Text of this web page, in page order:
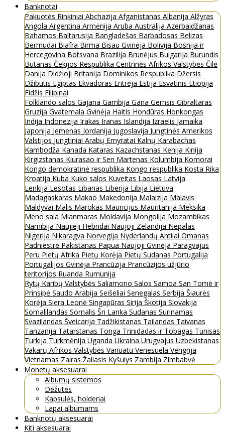
Banknotai
Pakuotės Rinkiniai Abchazija Afganistanas Albanija Alžyras
Angola Argentina Armėnija Aruba Australija Azerbaidžanas
Bahamos Baltarusija Bangladešas Barbadosas Belizas
Bermudai Biafra Birma Bisau Gvinėja Bolivija Bosnija ir
Hercegovina Botsvana Brazilija Brunėjus Bulgarija Burundis
Butanas Čekijos Respublika Centrinės Afrikos Valstybės Čilė
Danija Didžioji Britanija Dominikos Respublika Džersis
Džibutis Egiptas Ekvadoras Eritrėja Estija Esvatinis Etiopija
Fidžis Filipinai
Folklando salos Gajana Gambija Gana Gernsis Gibraltaras
Gruzija Gvatemala Gvinėja Haitis Hondūras Honkongas
Indija Indonezija Irakas Iranas Islandija Izraelis Jamaika
Japonija Jemenas Jordanija Jugoslavija Jungtinės Amerikos
Valstijos Jungtiniai Arabų Emyratai Kalnų Karabachas
Kambodža Kanada Kataras Kazachstanas Kenija Kinija
Kirgizstanas Kiurasao ir Sen Martenas Kolumbija Komorai
Kongo demokratinė respublika Kongo respublika Kosta Rika
Kroatija Kuba Kuko salos Kuveitas Laosas Latvija
Lenkija Lesotas Libanas Liberija Libija Lietuva
Madagaskaras Makao Makedonija Malaizija Malavis
Maldyvai Malis Marokas Mauricijus Mauritanija Meksika
Meno sala Mianmaras Moldavija Mongolija Mozambikas
Namibija Naujieji Hebridai Naujoji Zelandija Nepalas
Nigerija Nikaragva Norvegija Nyderlandų Antilai Omanas
Padniestrė Pakistanas Papua Naujoji Gvinėja Paragvajus
Peru Pietų Afrika Pietų Korėja Pietų Sudanas Portugalija
Portugalijos Gvinėja Prancūzija Prancūzijos užjūrio
teritorijos Ruanda Rumunija
Rytų Karibų Valstybės Saliamono Salos Samoa San Tomė ir
Prinsipė Saudo Arabija Seišeliai Senegalas Serbija Šiaurės
Korėja Siera Leonė Singapūras Sirija Škotija Slovakija
Somalilandas Somalis Šri Lanka Sudanas Surinamas
Svazilandas Šveicarija Tadžikistanas Tailandas Taivanas
Tanzanija Tatarstanas Tonga Trinidadas ir Tobagas Tunisas
Turkija Turkmėnija Uganda Ukraina Urugvajus Uzbekistanas
Vakarų Afrikos Valstybės Vanuatu Venesuela Vengrija
Vietnamas Zairas Žaliasis Kyšulys Zambija Zimbabvė
Monetų aksesuarai
Albumų sistemos
Dėžutės
Kapsulės, holderiai
Lapai albumams
Banknotų aksesuarai
Kiti aksesuarai